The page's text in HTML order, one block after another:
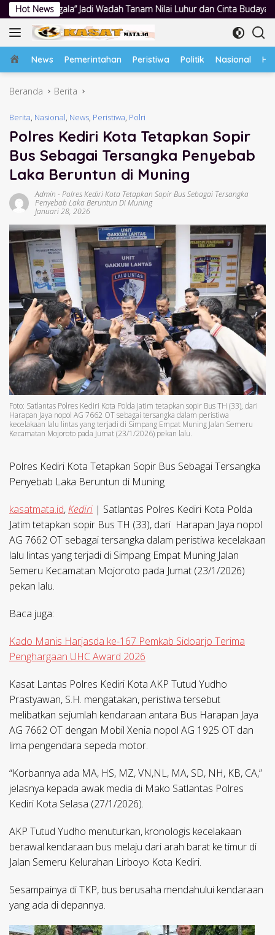
Langsung
ke
konten
Hot News
Tanam Nilai Luhur dan Cinta Budaya Lokal Polwan
Home
News Pemerintahan Peristiwa Politik Nasional
Beranda Berita
Berita, Nasional, News, Peristiwa, Polri
Polres Kediri Kota Tetapkan Sopir
Bus Sebagai Tersangka Penyebab
Laka Beruntun di Muning
Admin -Polres Kediri Kota Tetapkan Sopir Bus Sebagai Tersangka
Penyebab Laka Beruntun Di Muning
Januari 28, 2026
Foto: Satlantas Polres Kediri Kota Polda Jatim tetapkan sopir Bus TH (33), dari
Harapan Jaya nopol AG 7662 OT sebagai tersangka dalam peristiwa
kecelakaan lalu lintas yang terjadi di Simpang Empat Muning Jalan Semeru
Kecamatan Mojoroto pada Jumat (23/1/2026) pekan lalu.
Polres Kediri Kota Tetapkan Sopir Bus Sebagai Tersangka
Penyebab Laka Beruntun di Muning
kasatmata.id,Kediri | Satlantas Polres Kediri Kota Polda
Jatim tetapkan sopir Bus TH (33), dari Harapan Jaya nopol
AG 7662 OT sebagai tersangka dalam peristiwa kecelakaan
lalu lintas yang terjadi di Simpang Empat Muning Jalan
Semeru Kecamatan Mojoroto pada Jumat (23/1/2026)
pekan lalu.
Baca juga:
Kado Manis Harjasda ke-167 Pemkab Sidoarjo Terima
Penghargaan UHC Award 2026
Kasat Lantas Polres Kediri Kota AKP Tutud Yudho
Prastyawan, S.H. mengatakan, peristiwa tersebut
melibatkan sejumlah kendaraan antara Bus Harapan Jaya
AG 7662 OT dengan Mobil Xenia nopol AG 1925 OT dan
lima pengendara sepeda motor.
“Korbannya ada MA, HS, MZ, VN,NL, MA, SD, NH, KB, CA,”
jelasnya kepada awak media di Mako Satlantas Polres
Kediri Kota Selasa (27/1/2026).
AKP Tutud Yudho menuturkan, kronologis kecelakaan
berawal kendaraan bus melaju dari arah barat ke timur di
Jalan Semeru Kelurahan Lirboyo Kota Kediri.
Sesampainya di TKP, bus berusaha mendahului kendaraan
yang ada di depannya.